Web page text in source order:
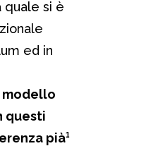
quale si è
ed in
modello
questi
pià¹